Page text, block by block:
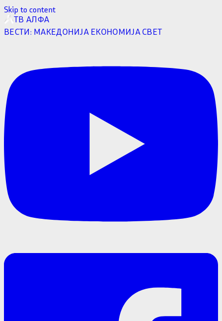
Skip to content
ТВ АЛФА
ВЕСТИ: МАКЕДОНИЈА ЕКОНОМИЈАСВЕТ